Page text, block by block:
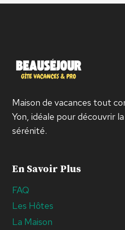
Maison de vacances tout
Yon, idéale pour découvrir
sérénité.
En Savoir Plus
FAQ
Les Hôtes
La Maison